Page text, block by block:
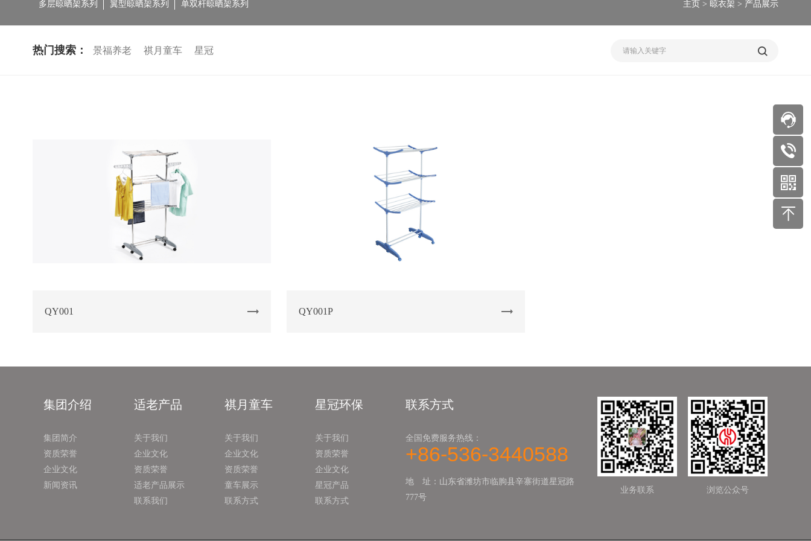
多层晾晒架系列 翼型晾晒架系列 单双杆晾晒架系列 主页 > 晾衣架 > 产品展示
热门搜索： 景福养老 祺月童车 星冠
QY001 QY001P
集团介绍
集团简介
资质荣誉
企业文化
新闻资讯
适老产品
关于我们
企业文化
资质荣誉
适老产品展示
联系我们
祺月童车
关于我们
企业文化
资质荣誉
童车展示
联系方式
星冠环保
关于我们
资质荣誉
企业文化
星冠产品
联系方式
联系方式
全国免费服务热线：
+86-536-3440588
地 址：山东省潍坊市临朐县辛寨街道星冠路
777号
业务联系 浏览公众号